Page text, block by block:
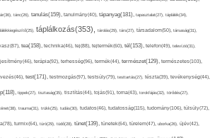
tánc(26), tanulás(159), tanulmány(40), tápanyag(181), tapasztalat(27), táplálék(34),
táplálkozás(353), tárolás(29), társ(27), társadalom(50), társaság(31),
tea(158), technika(46), tej(88), tejtermék(60), tél(153), telefon(49), televízió(31),
terápia(92), terhesség(96), termék(44), természet(129), természetes(103),
test(171), testmozgás(97), testsúly(79), testtartás(27), tészta(39), tevékenység(44),
tippek(27), tisztaság(35), tisztítás(44), tojás(91), torna(43), torokfájás(32), törődés(27),
trauma(31), trükk(25), tudás(30), tudatos(46), tudatosság(115), tudomány(106), túlsúly(72),
turmix(64), túró(29), tüdő(28), tünet(139), tünetek(64), türelem(47), uborka(26), újév(42),